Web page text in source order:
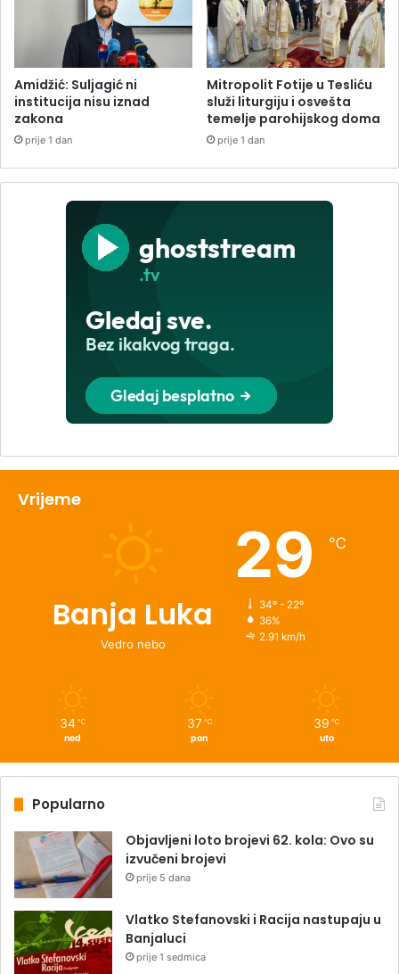
Amidžić: Suljagić ni
institucija nisu iznad
zakona
prije 1 dan
Mitropolit Fotije u Tesliću
služi liturgiju i osvešta
temelje parohijskog doma
prije 1 dan
Vrijeme
Banja Luka
Vedro nebo
29 ℃
34º - 22º
36%
2.91 km/h
34 ℃
ned
37 ℃
pon
39 ℃
uto
Popularno
Objavljeni loto brojevi 62. kola: Ovo su
izvučeni brojevi
prije 5 dana
Vlatko Stefanovski i Racija nastupaju u
Banjaluci
prije 1 sedmica